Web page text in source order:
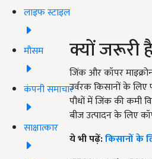
लाइफ स्टाइल
मौसम
कंपनी समाचार
साक्षात्कार
क्यों जरूरी
जिंक और कॉपर
उर्वरक किसानों के
पौधों में ज‍िंक की कमी
बीज उत्पादन के लिए
ये भी पढ़ें:किसानों के